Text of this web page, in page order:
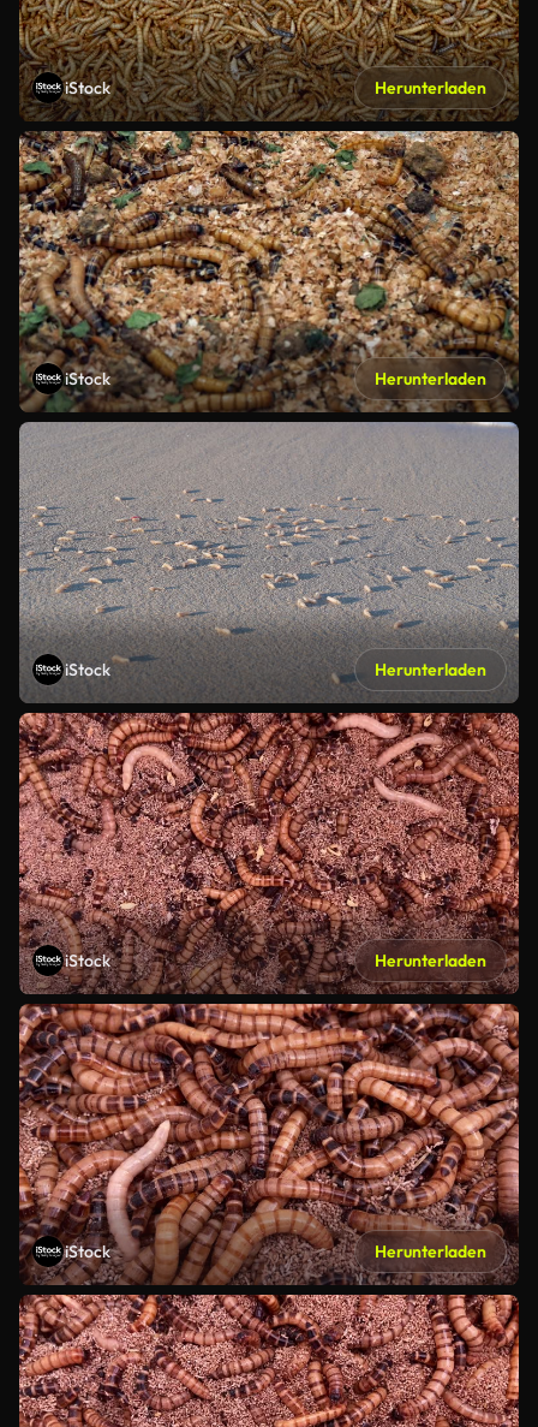
iStock Herunterladen
iStock Herunterladen
iStock Herunterladen
iStock Herunterladen
iStock Herunterladen